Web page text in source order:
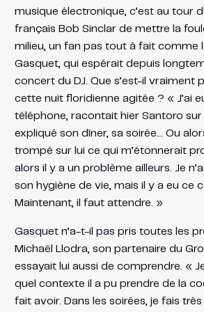
musique électronique, c’est au tour
français Bob Sinclar de mettre la
milieu, un fan pas tout à fait comme
Gasquet, qui espérait depuis
concert du DJ. Que s’est-il vraiment
cette nuit floridienne agitée ? « J’ai
téléphone, racontait hier Santoro sur
expliqué son dîner, sa soirée… Ou
trompé sur lui ce qui m’étonnerait
alors il y a un problème ailleurs. Je
son hygiène de vie, mais il y a eu ce
Maintenant, il faut attendre. »
Gasquet n’a-t-il pas pris toutes les
Michaël Llodra, son partenaire du
essayait lui aussi de comprendre. «
quel contexte il a pu prendre de la
fait avoir. Dans les soirées, je fais